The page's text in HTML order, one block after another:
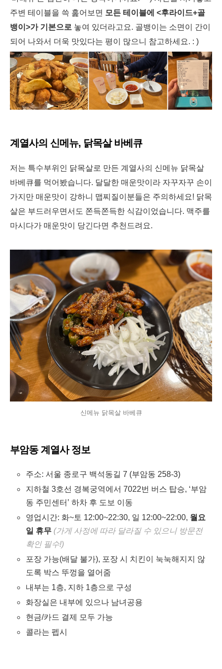
주변 테이블을 쓱 훑어보면 모든 테이블에 <후라이드+골
뱅이>가 기본으로 놓여 있더라고요. 골뱅이는 소면이 간이
되어 나와서 더욱 맛있다는 평이 많으니 참고하세요. : )
계열사의 신메뉴, 닭목살 바베큐
저는 특수부위인 닭목살로 만든 계열사의 신메뉴 닭목살
바베큐를 먹어봤습니다. 달달한 매운맛이라 자꾸자꾸 손이
가지만 매운맛이 강하니 맵찌질이분들은 주의하세요! 닭목
살은 부드러우면서도 쫀득쫀득한 식감이었습니다. 맥주를
마시다가 매운맛이 당긴다면 추천드려요.
신메뉴 닭목살 바베큐
부암동 계열사 정보
주소: 서울 종로구 백석동길 7 (부암동 258-3)
지하철 3호선 경복궁역에서 7022번 버스 탑승, ‘부암
동 주민센터’ 하차 후 도보 이동
영업시간: 화~토 12:00~22:30, 일 12:00~22:00, 월요
일 휴무 (가게 사정에 따라 달라질 수 있으니 방문전
확인 필수!)
포장 가능(배달 불가), 포장 시 치킨이 눅눅해지지 않
도록 박스 뚜껑을 열어줌
내부는 1층, 지하 1층으로 구성
화장실은 내부에 있으나 남녀공용
현금/카드 결제 모두 가능
콜라는 펩시